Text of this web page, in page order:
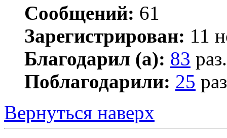
Сообщений: 61
Зарегистрирован: 11
Благодарил (а): 83 раз.
Поблагодарили: 25
Вернуться наверх